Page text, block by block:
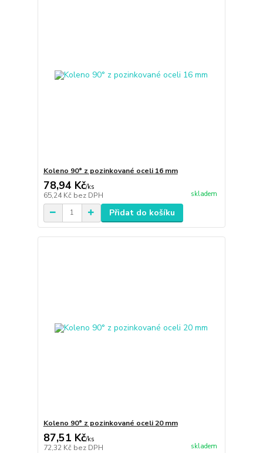
Koleno 90° z pozinkované oceli 16 mm
78,94 Kč/ks
65,24 Kč bez DPH skladem
Přidat do košíku
Koleno 90° z pozinkované oceli 20 mm
87,51 Kč/ks
72,32 Kč bez DPH skladem